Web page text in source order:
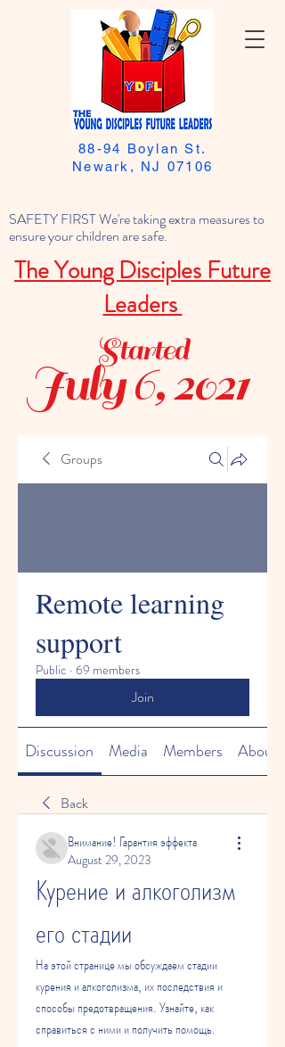
SAFETY FIRST We're taking extra measures to
ensure your children are safe.
The Young Disciples Future
Leaders
88-94 Boylan St.
Newark, NJ 07106
July 6, 2021
Started
Groups
Remote learning
support
Public · 69 members
Join
Discussion Media Members About
Back
Внимание! Гарантия эффекта
August 29, 2023
Курение и алкоголизм
его стадии
На этой странице мы обсуждаем стадии
курения и алкоголизма, их последствия и
способы предотвращения. Узнайте, как
справиться с ними и получить помощь.